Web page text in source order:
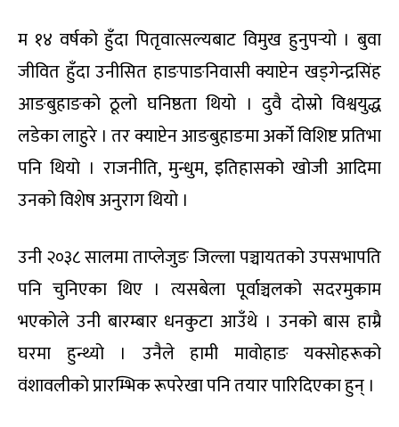
म १४ वर्षको हुँदा पितृवात्सल्यबाट विमुख हुनुपर्‍यो । बुवा
जीवित हुँदा उनीसित हाङपाङनिवासी क्याप्टेन खड्गेन्द्रसिंह
आङबुहाङको ठूलो घनिष्ठता थियो । दुवै दोस्रो विश्वयुद्ध
लडेका लाहुरे । तर क्याप्टेन आङबुहाङमा अर्को विशिष्ट प्रतिभा
पनि थियो । राजनीति, मुन्धुम, इतिहासको खोजी आदिमा
उनको विशेष अनुराग थियो ।
उनी २०३८ सालमा ताप्लेजुङ जिल्ला पञ्चायतको उपसभापति
पनि चुनिएका थिए । त्यसबेला पूर्वाञ्चलको सदरमुकाम
भएकोले उनी बारम्बार धनकुटा आउँथे । उनको बास हाम्रै
घरमा हुन्थ्यो । उनैले हामी मावोहाङ यक्सोहरूको
वंशावलीको प्रारम्भिक रूपरेखा पनि तयार पारिदिएका हुन् ।